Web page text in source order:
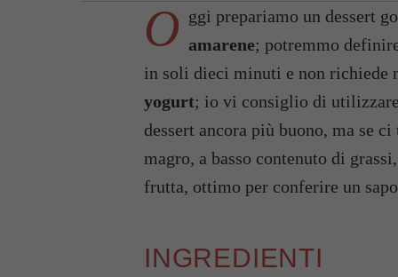
O ggi prepariamo un dessert
amarene; potremmo
in soli dieci minuti e non richiede
yogurt; io vi consiglio di
dessert ancora più buono, ma se
magro, a basso contenuto di
frutta, ottimo per conferire un
INGREDIENTI